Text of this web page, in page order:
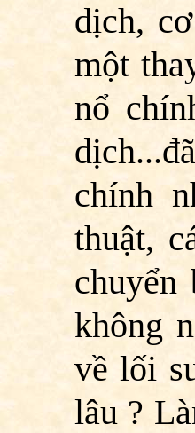
dịch,
một
nổ
chính
thuật,
không
về lối
lâu ?